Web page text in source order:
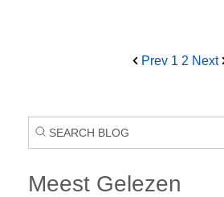
Prev 1 2 Next
Meest Gelezen